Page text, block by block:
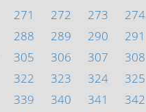
271 272 273 274
288 289 290 291
305 306 307 308
322 323 324 325
339 340 341 342